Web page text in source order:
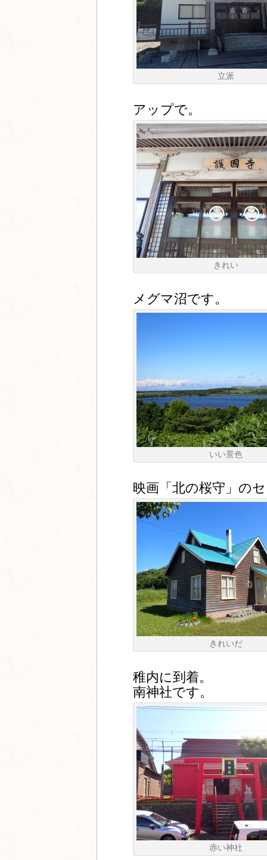
立派
アップで。
きれい
メグマ沼です。
いい景色
映画「北の桜守」の
きれいだ
稚内に到着。
南神社です。
赤い神社